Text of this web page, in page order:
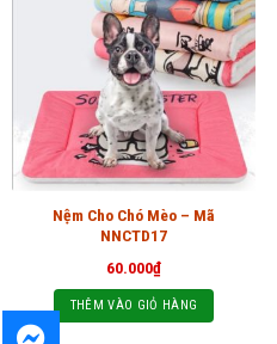
Nệm Cho Chó Mèo – Mã
NNCTD17
60.000₫
THÊM VÀO GIỎ HÀNG